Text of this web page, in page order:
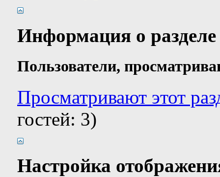
Информация о
Пользователи,
Просматривают этот
гостей: 3)
Настройка